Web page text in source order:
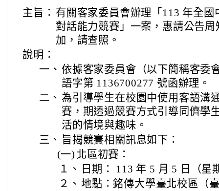
主旨： 有關客家委員會辦理「113 年全
對話能力競賽」一案，惠請公告
加，請查照。
說明：
一、 依據客家委員會（以下簡稱客委
語字第 1136700277 號函辦理。
二、 為引導學生在校園中使用客語溝
賽，期透過競賽方式引導同儕學
活的情境與趣味。
三、 旨揭競賽相關訊息如下：
(一) 北區初賽：
１、
日期： 113 年 5 月 5 日（星
２、 地點：銘傳大學臺北校區（